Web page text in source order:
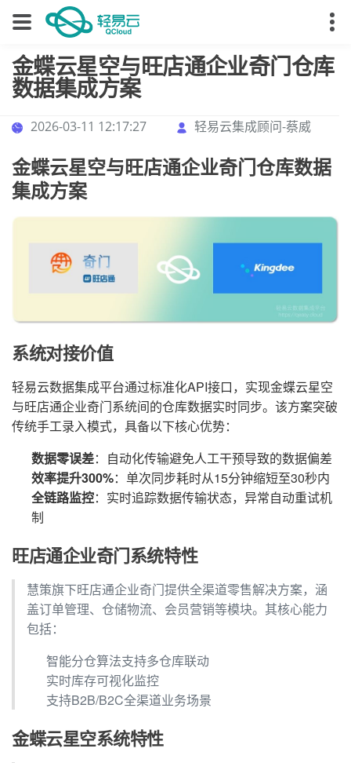
金蝶云星空与旺店通企业奇门仓库
数据集成方案
2026-03-11 12:17:27 轻易云集成顾问-蔡威
金蝶云星空与旺店通企业奇门仓库数据
集成方案
系统对接价值
轻易云数据集成平台通过标准化API接口，实现金蝶云星空
与旺店通企业奇门系统间的仓库数据实时同步。该方案突破
传统手工录入模式，具备以下核心优势：
数据零误差：自动化传输避免人工干预导致的数据偏差
效率提升300%：单次同步耗时从15分钟缩短至30秒内
全链路监控：实时追踪数据传输状态，异常自动重试机
制
旺店通企业奇门系统特性
慧策旗下旺店通企业奇门提供全渠道零售解决方案，涵
盖订单管理、仓储物流、会员营销等模块。其核心能力
包括：
智能分仓算法支持多仓库联动
实时库存可视化监控
支持B2B/B2C全渠道业务场景
金蝶云星空系统特性